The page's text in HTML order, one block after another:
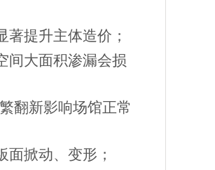
提升主体造价；
间大面积渗漏会损
翻新影响场馆正常
掀动、变形；